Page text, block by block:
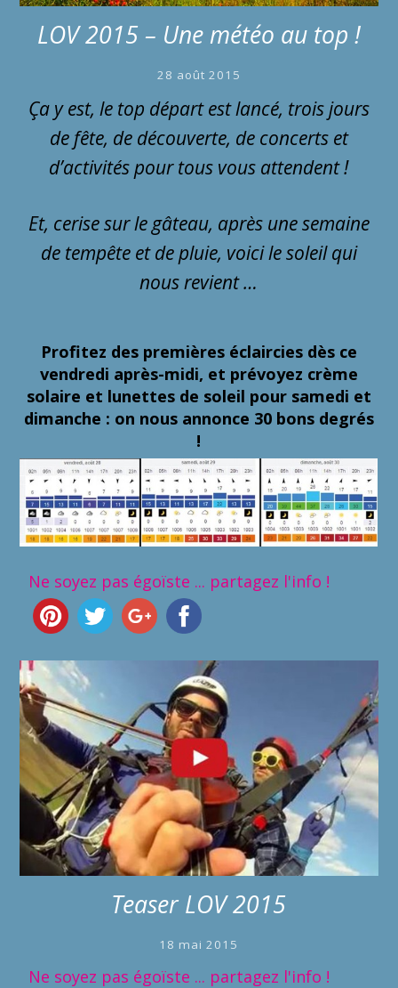
LOV 2015 – Une météo au top !
28 août 2015
Ça y est, le top départ est lancé, trois jours
de fête, de découverte, de concerts et
d’activités pour tous vous attendent !
Et, cerise sur le gâteau, après une semaine
de tempête et de pluie, voici le soleil qui
nous revient …
Profitez des premières éclaircies dès ce
vendredi après-midi, et prévoyez crème
solaire et lunettes de soleil pour samedi et
dimanche : on nous annonce 30 bons degrés
!
Ne soyez pas égoïste ... partagez l'info !
Teaser LOV 2015
18 mai 2015
Ne soyez pas égoïste ... partagez l'info !